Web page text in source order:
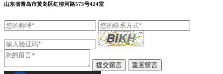
山东省青岛市黄岛区红柳河路575号424室